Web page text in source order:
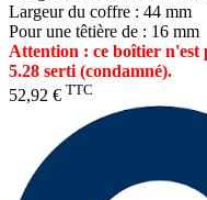
Largeur du coffre : 44 mm
Pour une têtière de : 16 mm
Attention : ce boîtier n'est
5.28 serti (condamné).
52,92 € TTC